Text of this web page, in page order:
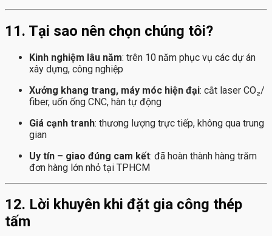
11. Tại sao nên chọn chúng tôi?
Kinh nghiệm lâu năm: trên 10 năm phục vụ các dự án
xây dựng, công nghiệp
Xưởng khang trang, máy móc hiện đại: cắt laser CO₂/
fiber, uốn ống CNC, hàn tự động
Giá cạnh tranh: thương lượng trực tiếp, không qua trung
gian
Uy tín – giao đúng cam kết: đã hoàn thành hàng trăm
đơn hàng lớn nhỏ tại TPHCM
12. Lời khuyên khi đặt gia công thép
tấm